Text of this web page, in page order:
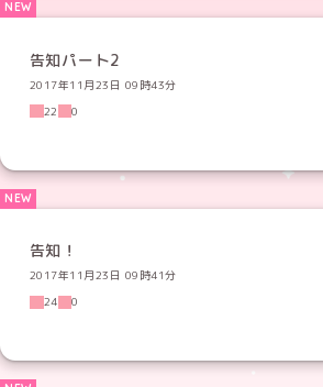
告知パート2
2017年11月23日 09時43分
22
0
告知！
2017年11月23日 09時41分
24
0